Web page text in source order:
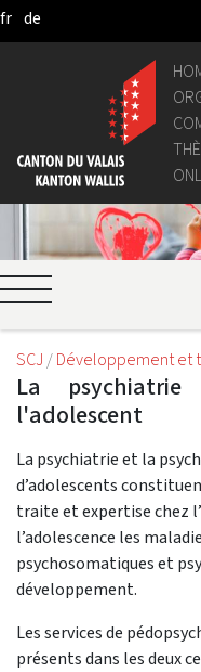
Pular para o Conteúdo
fr de
SCJ Développement et
La
l'adolescent
La psychiatrie et la
d’adolescents
traite et expertise chez
l’adolescence les
psychosomatiques et
développement.
Les services de
présents dans les deux